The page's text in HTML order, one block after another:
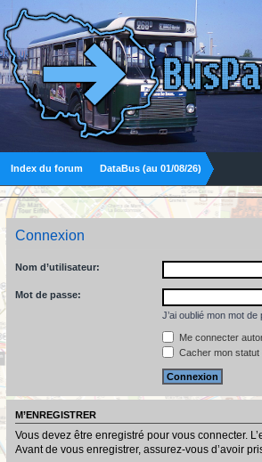
Index du forum DataBus (au 01/08/26)
Connexion
Nom d’utilisateur:
Mot de passe:
J’ai oublié mon mot de
Me connecter
Cacher mon
M’ENREGISTRER
Vous devez être enregistré pour vous connecter.
Avant de vous enregistrer, assurez-vous d’avoir